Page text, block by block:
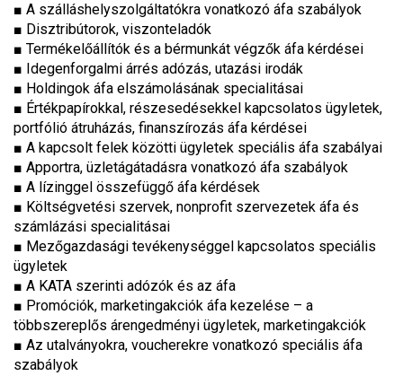
■ A szálláshelyszolgáltatókra vonatkozó áfa szabályok
■ Disztribútorok, viszonteladók
■ Termékelőállítók és a bérmunkát végzők áfa kérdései
■ Idegenforgalmi árrés adózás, utazási irodák
■ Holdingok áfa elszámolásának specialitásai
■ Értékpapírokkal, részesedésekkel kapcsolatos ügyletek,
portfólió átruházás, finanszírozás áfa kérdései
■ A kapcsolt felek közötti ügyletek speciális áfa szabályai
■ Apportra, üzletágátadásra vonatkozó áfa szabályok
■ A lízinggel összefüggő áfa kérdések
■ Költségvetési szervek, nonprofit szervezetek áfa és
számlázási specialitásai
■ Mezőgazdasági tevékenységgel kapcsolatos speciális
ügyletek
■ A KATA szerinti adózók és az áfa
■ Promóciók, marketingakciók áfa kezelése – a
többszereplős árengedményi ügyletek, marketingakciók
■ Az utalványokra, voucherekre vonatkozó speciális áfa
szabályok